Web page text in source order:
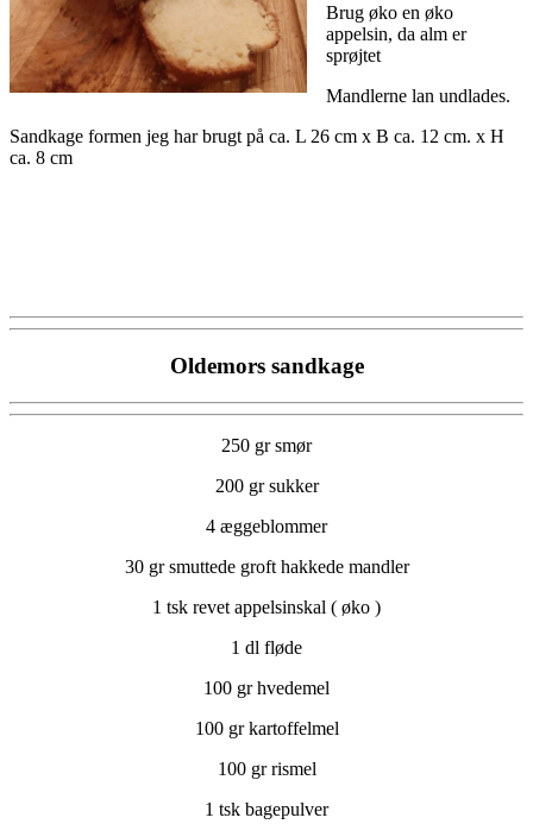
Brug øko en øko
appelsin, da alm er
sprøjtet
Mandlerne lan undlades.
Sandkage formen jeg har brugt på ca. L 26 cm x B ca. 12 cm. x H
ca. 8 cm
Oldemors sandkage
250 gr smør
200 gr sukker
4 æggeblommer
30 gr smuttede groft hakkede mandler
1 tsk revet appelsinskal ( øko )
1 dl fløde
100 gr hvedemel
100 gr kartoffelmel
100 gr rismel
1 tsk bagepulver